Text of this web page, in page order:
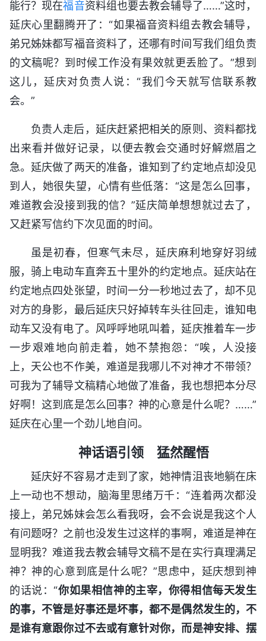
能行？现在福音资料组也要去教会辅导了……”这时，
延庆心里翻腾开了：“如果福音资料组去教会辅导，
弟兄姊妹都写福音资料了，还哪有时间写我们组负责
的文稿呢？到时候工作没有果效就更丢脸了。”想到
这儿，延庆对负责人说：“我们今天就写信联系教
会。”
负责人走后，延庆赶紧把相关的原则、资料都找
出来看并做好记录，以便去教会交通时好解燃眉之
急。延庆做了两天的准备，谁知到了约定地点却没见
到人，她很失望，心情有些低落：“这是怎么回事，
难道教会没接到我的信？”延庆简单想想就过去了，
又赶紧写信约下次见面的时间。
虽是初春，但寒气未尽，延庆麻利地穿好羽绒
服，骑上电动车直奔五十里外的约定地点。延庆站在
约定地点四处张望，时间一分一秒地过去了，却不见
对方的身影，最后延庆只好掉转车头往回走，谁知电
动车又没有电了。风呼呼地吼叫着，延庆推着车一步
一步艰难地向前走着，她不禁抱怨：“唉，人没接
上，天公也不作美，难道是我哪儿不对神才不带领？
可我为了辅导文稿精心地做了准备，我也想把本分尽
好啊！这到底是怎么回事？神的心意是什么呢？……”
延庆在心里一个劲儿地自问。
神话语引领 猛然醒悟
延庆好不容易才走到了家，她神情沮丧地躺在床
上一动也不想动，脑海里思绪万千：“连着两次都没
接上，弟兄姊妹会怎么看我呀，会不会说是我这个人
有问题呀？之前也没发生过这样的事啊，难道是神在
显明我？难道我去教会辅导文稿不是在实行真理满足
神？神的心意到底是什么呢？”思虑中，延庆想到神
的话说：“你如果相信神的主宰，你得相信每天发生
的事，不管是好事还是坏事，都不是偶然发生的，不
是谁有意跟你过不去或有意针对你，而是神安排、摆